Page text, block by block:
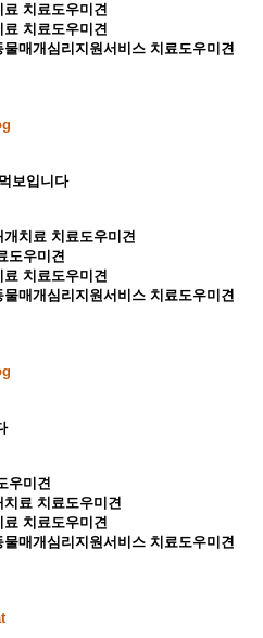
치료도우미견
치료도우미견
매개심리지원서비스 치료도우미견
보입니다
치료 치료도우미견
도우미견
치료도우미견
매개심리지원서비스 치료도우미견
우미견
료 치료도우미견
치료도우미견
매개심리지원서비스 치료도우미견